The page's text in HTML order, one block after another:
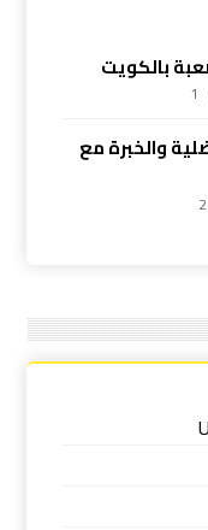
بالكويت
1
والخبرة مع
2